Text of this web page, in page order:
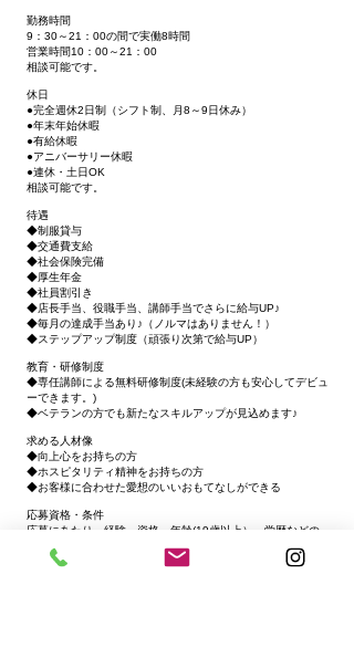
勤務時間
9：30～21：00の間で実働8時間
営業時間10：00～21：00
相談可能です。
休日
●完全週休2日制（シフト制、月8～9日休み）
●年末年始休暇
●有給休暇
●アニバーサリー休暇
●連休・土日OK
相談可能です。
待遇
◆制服貸与
◆交通費支給
◆社会保険完備
◆厚生年金
◆社員割引き
◆店長手当、役職手当、講師手当でさらに給与UP♪
◆毎月の達成手当あり♪（ノルマはありません！）
◆ステップアップ制度（頑張り次第で給与UP）
教育・研修制度
◆専任講師による無料研修制度(未経験の方も安心してデビュ
ーできます。)
◆ベテランの方でも新たなスキルアップが見込めます♪
求める人材像
◆向上心をお持ちの方
◆ホスピタリティ精神をお持ちの方
◆お客様に合わせた愛想のいいおもてなしができる
応募資格・条件
応募にあたり、経験、資格、年齢(19歳以上）、学歴などの
条件はございません。
応募方法・応募後の流れ